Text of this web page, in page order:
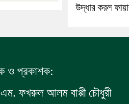
উদ্ধার করল
ও প্রকাশক:
ফখরুল আলম বাপ্পী চৌধুরী